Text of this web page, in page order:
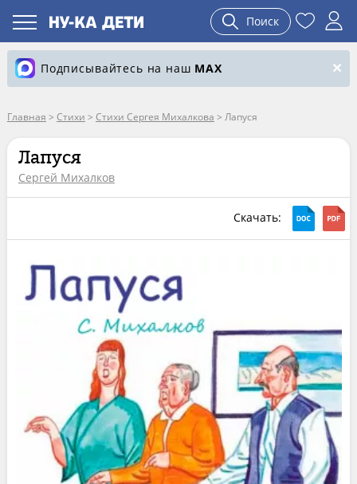
Поиск
Подписывайтесь на наш MAX
Главная > Стихи > Стихи Сергея Михалкова > Лапуся
Лапуся
Сергей Михалков
Скачать: